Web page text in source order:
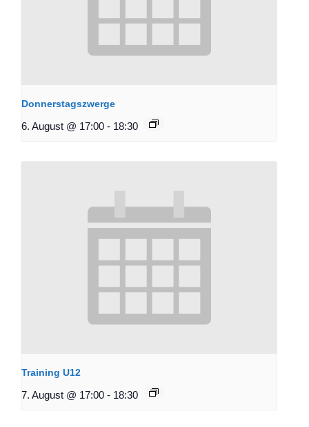
Donnerstagszwerge
6. August @ 17:00 - 18:30
Training U12
7. August @ 17:00 - 18:30